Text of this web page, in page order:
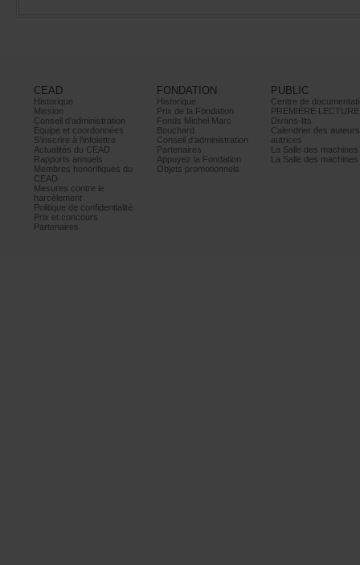
CEAD
Historique
Mission
Conseild’administration
Équipeetcoordonnées
S’inscrireàl’infolettre
ActualitésduCEAD
Rapportsannuels
Membreshonorifiquesdu
CEAD
Mesurescontrele
harcèlement
Politiquedeconfidentialité
Prixetconcours
Partenaires
FONDATION
Historique
PrixdelaFondation
FondsMichelMarc
Bouchard
Conseild’administration
Partenaires
AppuyezlaFondation
Objetspromotionnels
PUBLIC
PREMIÈRELECTURE
Divans-lits
autrices